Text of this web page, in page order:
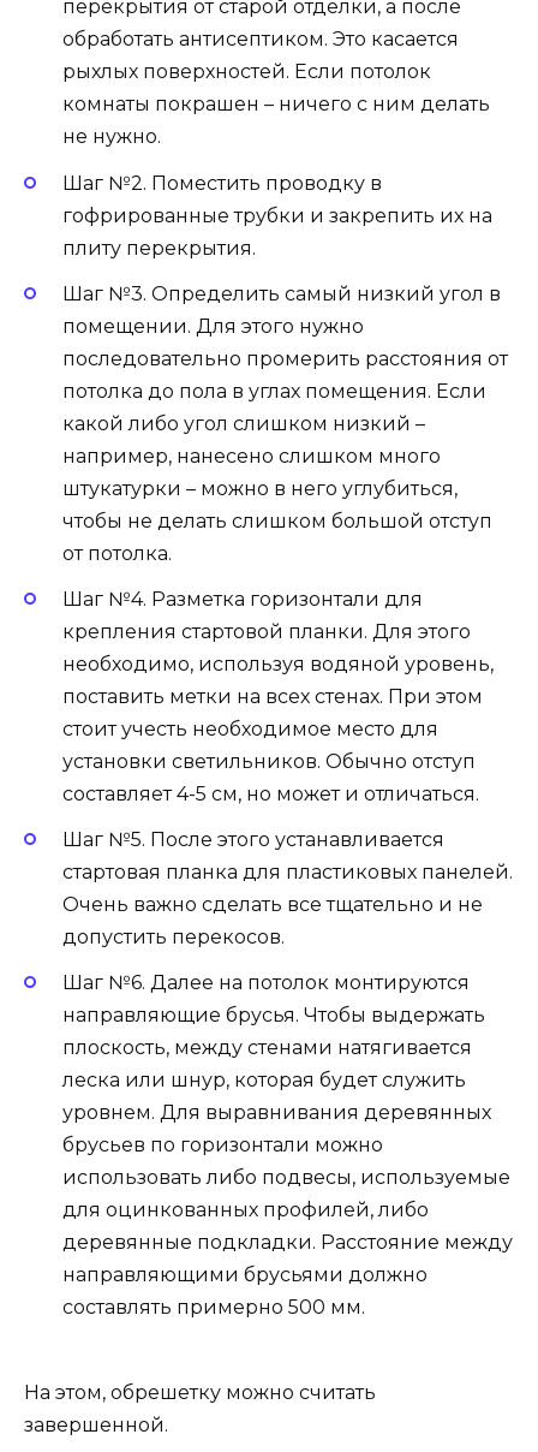
перекрытия от старой отделки, а после
обработать антисептиком. Это касается
рыхлых поверхностей. Если потолок
комнаты покрашен – ничего с ним делать
не нужно.
Шаг №2. Поместить проводку в
гофрированные трубки и закрепить их на
плиту перекрытия.
Шаг №3. Определить самый низкий угол в
помещении. Для этого нужно
последовательно промерить расстояния от
потолка до пола в углах помещения. Если
какой либо угол слишком низкий –
например, нанесено слишком много
штукатурки – можно в него углубиться,
чтобы не делать слишком большой отступ
от потолка.
Шаг №4. Разметка горизонтали для
крепления стартовой планки. Для этого
необходимо, используя водяной уровень,
поставить метки на всех стенах. При этом
стоит учесть необходимое место для
установки светильников. Обычно отступ
составляет 4-5 см, но может и отличаться.
Шаг №5. После этого устанавливается
стартовая планка для пластиковых панелей.
Очень важно сделать все тщательно и не
допустить перекосов.
Шаг №6. Далее на потолок монтируются
направляющие брусья. Чтобы выдержать
плоскость, между стенами натягивается
леска или шнур, которая будет служить
уровнем. Для выравнивания деревянных
брусьев по горизонтали можно
использовать либо подвесы, используемые
для оцинкованных профилей, либо
деревянные подкладки. Расстояние между
направляющими брусьями должно
составлять примерно 500 мм.
На этом, обрешетку можно считать
завершенной.